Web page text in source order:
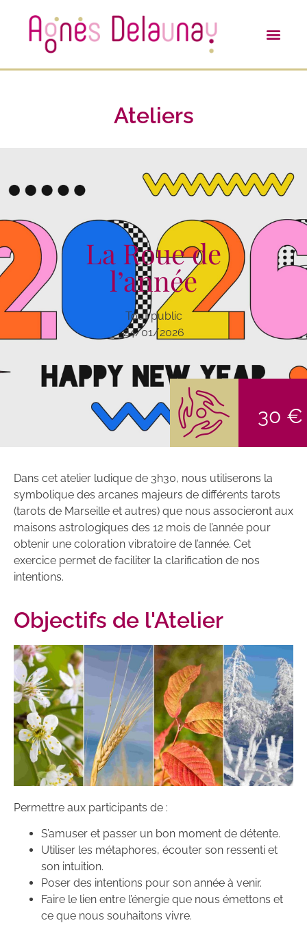
Ateliers
La Roue de
l’année
Tout public
24/01/2026
30 €
Dans cet atelier ludique de 3h30, nous utiliserons la
symbolique des arcanes majeurs de différents tarots
(tarots de Marseille et autres) que nous associeront aux
maisons astrologiques des 12 mois de l’année pour
obtenir une coloration vibratoire de l’année. Cet
exercice permet de faciliter la clarification de nos
intentions.
Objectifs de l'Atelier
Permettre aux participants de :
S’amuser et passer un bon moment de détente.
Utiliser les métaphores, écouter son ressenti et
son intuition.
Poser des intentions pour son année à venir.
Faire le lien entre l’énergie que nous émettons et
ce que nous souhaitons vivre.